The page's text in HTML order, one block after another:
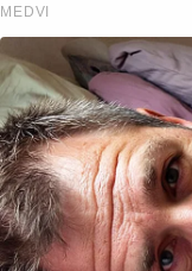
MEDVI